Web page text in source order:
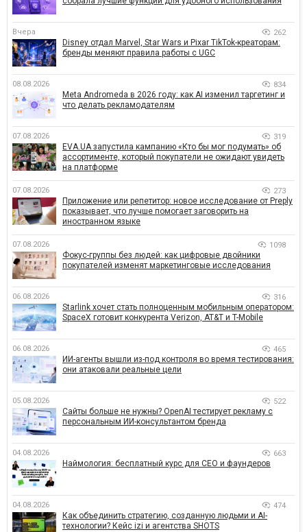
Вчера 262
Disney отдал Marvel, Star Wars и Pixar TikTok-креаторам:
бренды меняют правила работы с UGC
08.08.2026 834
Meta Andromeda в 2026 году: как AI изменил таргетинг и
что делать рекламодателям
07.08.2026 319
EVA.UA запустила кампанию «Кто бы мог подумать» об
ассортименте, который покупатели не ожидают увидеть
на платформе
07.08.2026 273
Приложение или репетитор: новое исследование от Preply
показывает, что лучше помогает заговорить на
иностранном языке
07.08.2026 1098
Фокус-группы без людей: как цифровые двойники
покупателей изменят маркетинговые исследования
06.08.2026 316
Starlink хочет стать полноценным мобильным оператором:
SpaceX готовит конкурента Verizon, AT&T и T-Mobile
06.08.2026 465
ИИ-агенты вышли из-под контроля во время тестирования:
они атаковали реальные цели
05.08.2026 522
Сайты больше не нужны? OpenAI тестирует рекламу с
персональным ИИ-консультантом бренда
04.08.2026 663
Наймология: бесплатный курс для CEO и фаундеров
04.08.2026 474
Как объединить стратегию, созданную людьми и AI-
технологии? Кейс izi и агентства SHOTS